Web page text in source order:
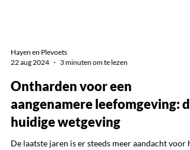
22 aug 2024
3 minuten om te lezen
Ontharden voor een
aangenamere leefomgeving: de
huidige wetgeving